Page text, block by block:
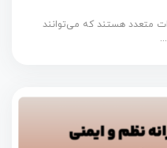
متعدد هستند که می‌توانند